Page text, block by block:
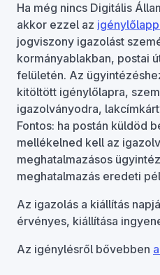
Ha még nincs Digitális
akkor ezzel az
jogviszony igazolást
kormányablakban, postai
felületén. Az
kitöltött igénylőlapra,
igazolványodra,
Fontos: ha postán küldöd
mellékelned kell az
meghatalmazásos
meghatalmazás eredeti
Az igazolás a kiállítás
érvényes, kiállítása
Az igénylésről bővebben